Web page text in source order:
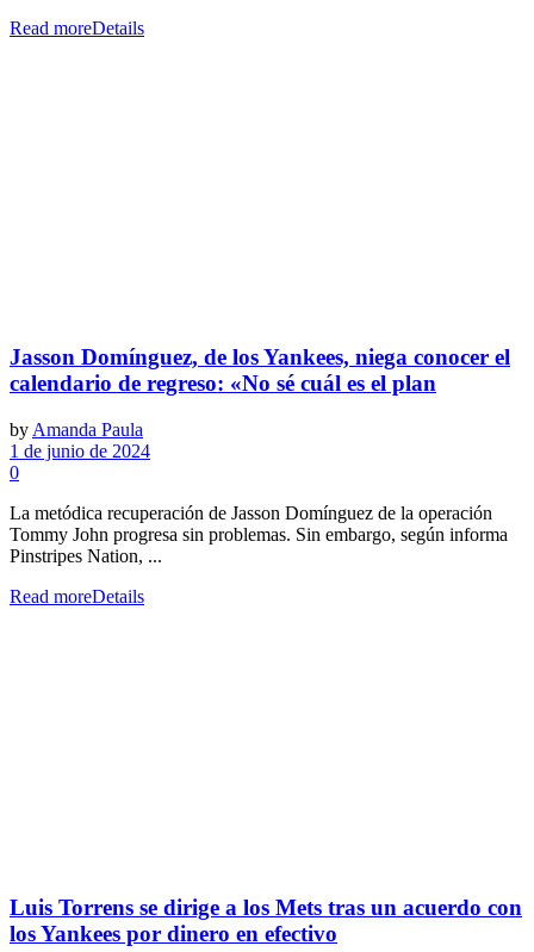
Read moreDetails
Jasson Domínguez, de los Yankees, niega conocer el
calendario de regreso: «No sé cuál es el plan
by Amanda Paula
1 de junio de 2024
0
La metódica recuperación de Jasson Domínguez de la operación
Tommy John progresa sin problemas. Sin embargo, según informa
Pinstripes Nation, ...
Read moreDetails
Luis Torrens se dirige a los Mets tras un acuerdo con
los Yankees por dinero en efectivo